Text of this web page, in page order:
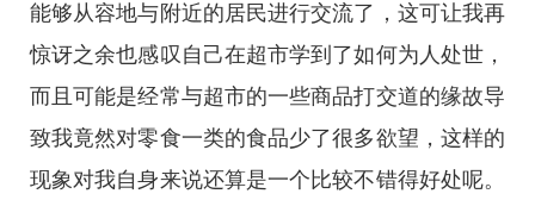
能够从容地与附近的居民进行交流了，这可让我再
惊讶之余也感叹自己在超市学到了如何为人处世，
而且可能是经常与超市的一些商品打交道的缘故导
致我竟然对零食一类的食品少了很多欲望，这样的
现象对我自身来说还算是一个比较不错得好处呢。